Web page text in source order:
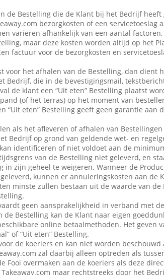
de Bestelling die de Klant bij het Bedrijf
bezorgkosten of een servicetoeslag
variëren afhankelijk van een aantal
maar deze kosten worden altijd op het
factuur voor de bezorgkosten en
voor het afhalen van de Bestelling, dan dient
Bedrijf, die in de bevestigingsmail,
de klant een “Uit eten” Bestelling plaatst
(of het terras) op het moment van
“Uit eten” Bestelling geeft geen garantie
als het afleveren of afhalen van
Bedrijf op grond van geldende wet- en
identificeren of niet voldoet aan de
van de Bestelling niet geleverd, en
in zijn geheel te weigeren. Wanneer de
kunnen er annuleringskosten aan de
minste zullen bestaan uit de waarde van
geen aansprakelijkheid in verband met
de Bestelling kan de Klant naar eigen
online betaalmethoden. Het geven
of “Uit eten” Bestelling.
de koeriers en kan niet worden
zal daarbij alleen optreden als
Fooi overmaken aan de koeriers als deze
maar rechtstreeks door het